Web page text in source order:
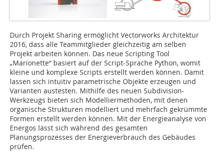
Durch Projekt Sharing ermöglicht Vectorworks Architektur
2016, dass alle Teammitglieder gleichzeitig am selben
Projekt arbeiten können. Das neue Scripting Tool
„Marionette“ basiert auf der Script-Sprache Python, womit
kleine und komplexe Scripts erstellt werden können. Damit
lassen sich intuitiv parametrische Objekte erzeugen und
Varianten austesten. Mithilfe des neuen Subdivision-
Werkzeugs bieten sich Modelliermethoden, mit denen
organische Strukturen modelliert und mehrfach gekrümmte
Formen erstellt werden können. Mit der Energieanalyse von
Energos lässt sich während des gesamten
Planungsprozesses der Energieverbrauch des Gebäudes
prüfen.